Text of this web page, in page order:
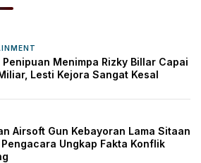
Penipuan Menimpa Rizky Billar Capai
Lesti Kejora Sangat Kesal
Airsoft Gun Kebayoran Lama Sitaan
Ungkap Fakta Konflik